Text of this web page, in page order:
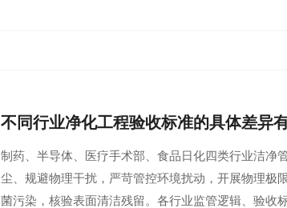
不同行业净化工程验收标准的具体差异
制药、半导体、医疗手术部、食品日化四类行业洁净
尘、规避物理干扰，严苛管控环境扰动，开展物理极
菌污染，核验表面清洁残留。各行业监管逻辑、验收